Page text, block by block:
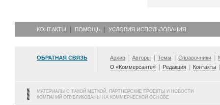
КОНТАКТЫ ПОМОЩЬ УСЛОВИЯ ИСПОЛЬЗОВАНИЯ
ОБРАТНАЯ СВЯЗЬ Архив Авторы Темы Справочники
О «Коммерсанте»
Редакция Контакты
МАТЕРИАЛЫ С ТАКОЙ МЕТКОЙ, ПАРТНЕРСКИЕ ПРОЕКТЫ И НОВОСТИ
КОМПАНИЙ ОПУБЛИКОВАНЫ НА КОММЕРЧЕСКОЙ ОСНОВЕ